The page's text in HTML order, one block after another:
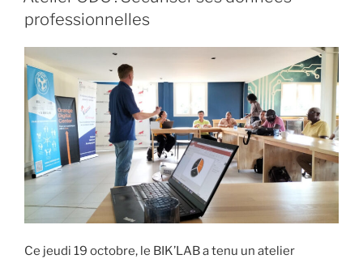
professionnelles
Ce jeudi 19 octobre, le BIK’LAB a tenu un atelier